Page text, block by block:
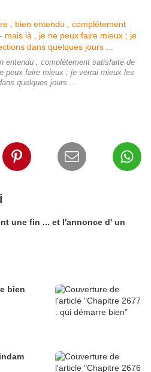
entendu , complétement satisfaite de
peux faire mieux ; je verrai mieux les
quelques jours ...
une fin ... et l'annonce d' un
bien